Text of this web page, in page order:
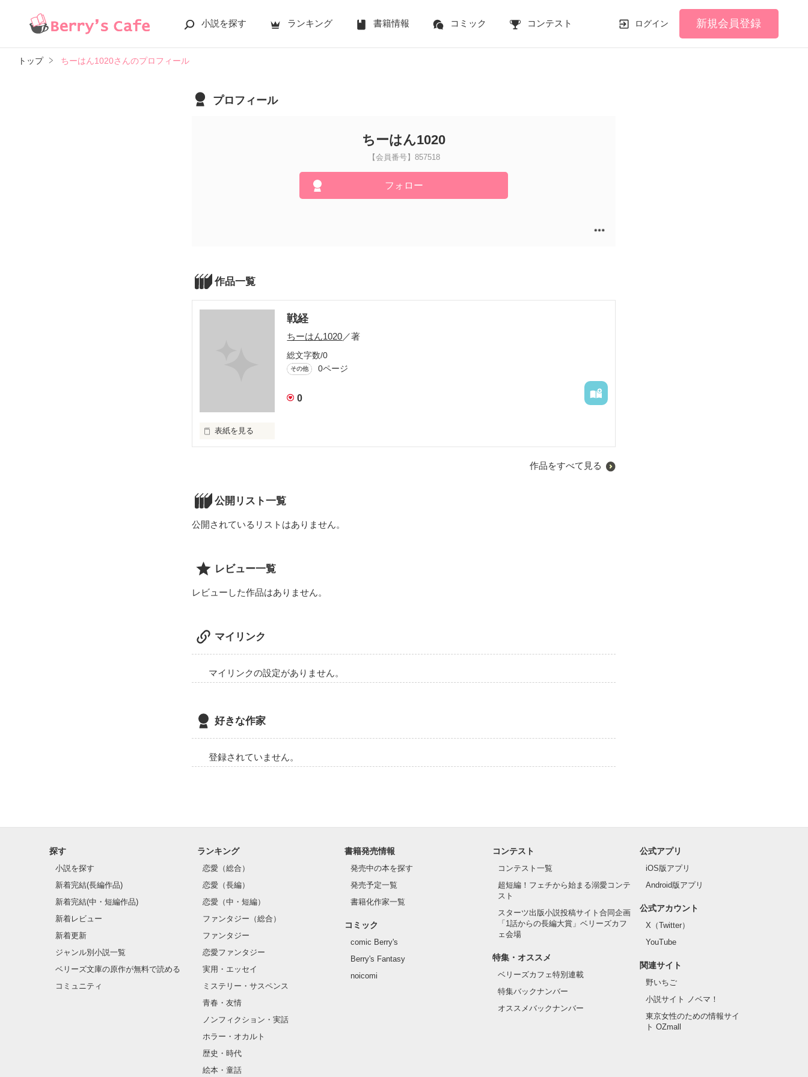
小説を探す ランキング 書籍情報 コミック コンテスト ログイン 新規会員登録
トップ ちーはん1020さんのプロフィール
プロフィール
ちーはん1020
【会員番号】857518
フォロー
作品一覧
戦経
ちーはん1020／著
総文字数/0
その他 0ページ
0
表紙を見る
作品をすべて見る
公開リスト一覧
公開されているリストはありません。
レビュー一覧
レビューした作品はありません。
マイリンク
マイリンクの設定がありません。
好きな作家
登録されていません。
探す
小説を探す
新着完結(長編作品)
新着完結(中・短編作品)
新着レビュー
新着更新
ジャンル別小説一覧
ベリーズ文庫の原作が無料で読める
コミュニティ
ランキング
恋愛（総合）
恋愛（長編）
恋愛（中・短編）
ファンタジー（総合）
ファンタジー
恋愛ファンタジー
実用・エッセイ
ミステリー・サスペンス
青春・友情
ノンフィクション・実話
ホラー・オカルト
歴史・時代
絵本・童話
書籍発売情報
発売中の本を探す
発売予定一覧
書籍化作家一覧
コミック
comic Berry's
Berry's Fantasy
noicomi
コンテスト
コンテスト一覧
超短編！フェチから始まる溺愛コンテ
スト
スターツ出版小説投稿サイト合同企画
「1話からの長編大賞」ベリーズカフ
ェ会場
特集・オススメ
ベリーズカフェ特別連載
特集バックナンバー
オススメバックナンバー
公式アプリ
iOS版アプリ
Android版アプリ
公式アカウント
X（Twitter）
YouTube
関連サイト
野いちご
小説サイト ノベマ！
東京女性のための情報サイ
ト OZmall